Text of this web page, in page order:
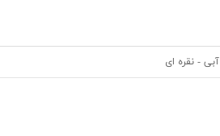
آبی - نقره ای